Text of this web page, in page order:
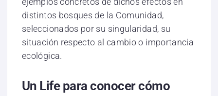
distintos bosques de la Comunidad,
seleccionados por su singularidad, su
situación respecto al cambio o importancia
ecológica.
Un Life para conocer cómo